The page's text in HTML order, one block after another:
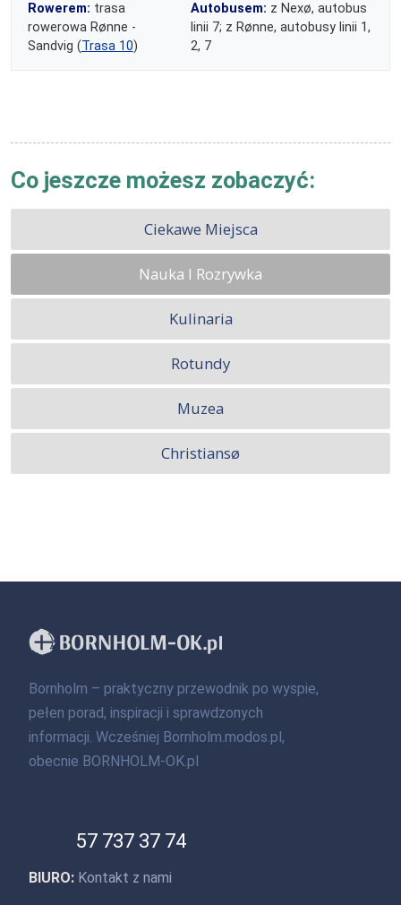
Rowerem: trasa
rowerowa Rønne -
Sandvig (Trasa 10)
Autobusem: z Nexø, autobus
linii 7; z Rønne, autobusy linii 1,
2, 7
Co jeszcze możesz zobaczyć:
Ciekawe Miejsca
Nauka I Rozrywka
Kulinaria
Rotundy
Muzea
Christiansø
Bornholm – praktyczny przewodnik po wyspie,
pełen porad, inspiracji i sprawdzonych
informacji. Wcześniej Bornholm.modos.pl,
obecnie BORNHOLM-OK.pl
57 737 37 74
BIURO: Kontakt z nami